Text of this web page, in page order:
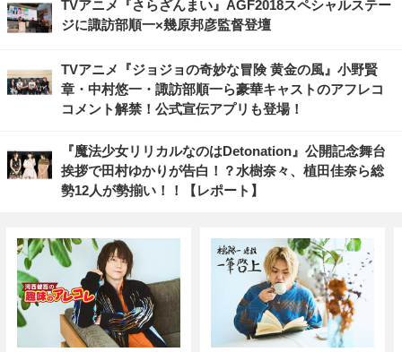
TVアニメ『さらざんまい』AGF2018スペシャルステー
ジに諏訪部順一×幾原邦彦監督登壇
TVアニメ『ジョジョの奇妙な冒険 黄金の風』小野賢
章・中村悠一・諏訪部順一ら豪華キャストのアフレコ
コメント解禁！公式宣伝アプリも登場！
『魔法少女リリカルなのはDetonation』公開記念舞台
挨拶で田村ゆかりが告白！？水樹奈々、植田佳奈ら総
勢12人が勢揃い！！【レポート】